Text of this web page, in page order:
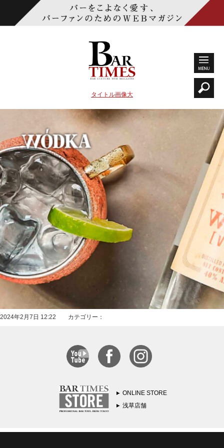
タイトル画像大
2024年2月7日 12:22 カテゴリー：
ONLINE STORE
浅草店舗